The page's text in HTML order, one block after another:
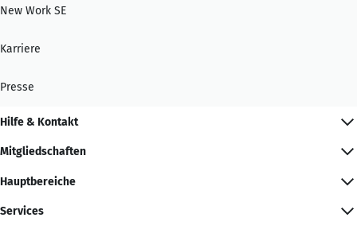
New Work SE
Karriere
Presse
Hilfe & Kontakt
Mitgliedschaften
Hauptbereiche
Services